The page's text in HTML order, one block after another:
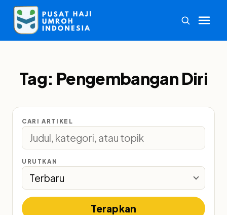
Tag: Pengembangan Diri
CARI ARTIKEL
URUTKAN
Terapkan